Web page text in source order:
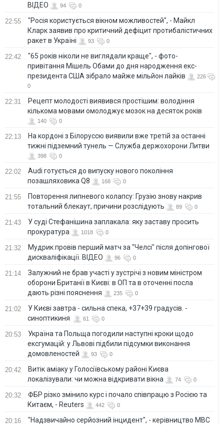
ВІДЕО
94 0
22:55
"Росія користується вікном можливостей", - Майкл
Кларк заявив про критичний дефіцит протибалістичних
ракет в Україні
93 0
22:42
"65 років ніколи не виглядали краще", - фото-
привітання Мішель Обами до дня народження екс-
президента США зібрало майже мільйон лайків
226
0
22:31
Рецепт молодості виявився простішим: володіння
кількома мовами омолоджує мозок на десяток років
140 0
22:13
На кордоні з Білоруссю виявили вже третій за останні
тижні підземний тунель — Служба держохорони Литви
398 0
22:02
Audi готується до випуску нового покоління
позашляховика Q8
168 0
21:55
Повторення липневого колапсу: Грузію знову накрив
тотальний блекаут, причини розслідують
89 0
21:43
У суді Стефанішина заплакала: яку заставу просить
прокуратура
1018 0
21:32
Мудрик провів перший матч за "Челсі" після допінгової
дискваліфікації. ВІДЕО
96 0
21:14
Залужний не брав участі у зустрічі з новим міністром
оборони Британії в Києві: в ОП та в оточенні посла
дають різні пояснення
235 0
21:02
У Києві завтра - сильна спека, +37+39 градусів. -
синоптикиня
61 0
20:53
Україна та Польща погодили наступні кроки щодо
ексгумацій: у Львові підбили підсумки виконання
домовленостей
93 0
20:42
Витік аміаку у Голосіївському районі Києва
локалізували: чи можна відкривати вікна
74 0
20:32
ФБР різко змінило курс і почало співпрацю з Росією та
Китаєм, - Reuters
442 0
20:16
"Надзвичайно серйозний інцидент", - керівництво МВС